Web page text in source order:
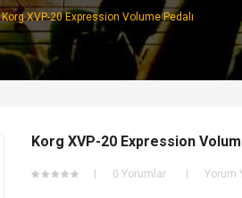
Korg XVP-20 Expression Volume Pedalı
Korg XVP-20 Expression
0 Yorumlar Yorum